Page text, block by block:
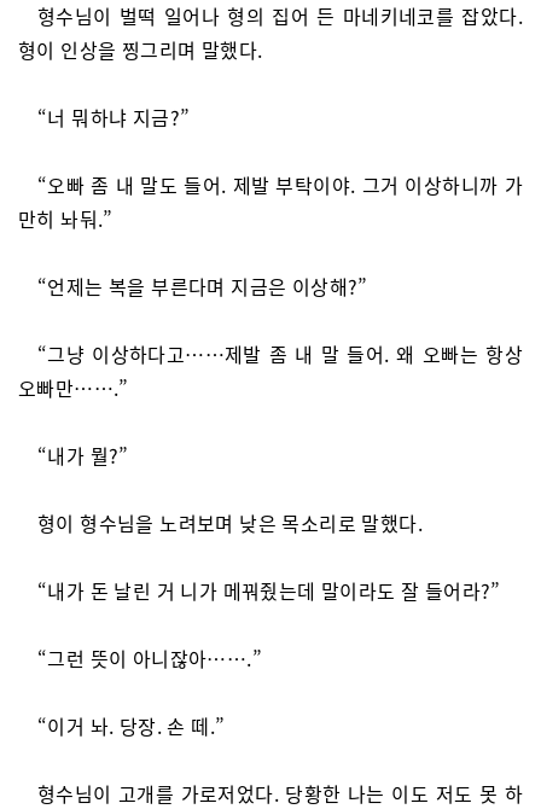
형수님이 벌떡 일어나 형의 집어 든 마네키네코를 잡았다.
형이 인상을 찡그리며 말했다.
“너 뭐하냐 지금?”
“오빠 좀 내 말도 들어. 제발 부탁이야. 그거 이상하니까 가
만히 놔둬.”
“언제는 복을 부른다며 지금은 이상해?”
“그냥 이상하다고……제발 좀 내 말 들어. 왜 오빠는 항상
오빠만…….”
“내가 뭘?”
형이 형수님을 노려보며 낮은 목소리로 말했다.
“내가 돈 날린 거 니가 메꿔줬는데 말이라도 잘 들어라?”
“그런 뜻이 아니잖아…….”
“이거 놔. 당장. 손 떼.”
형수님이 고개를 가로저었다. 당황한 나는 이도 저도 못 하